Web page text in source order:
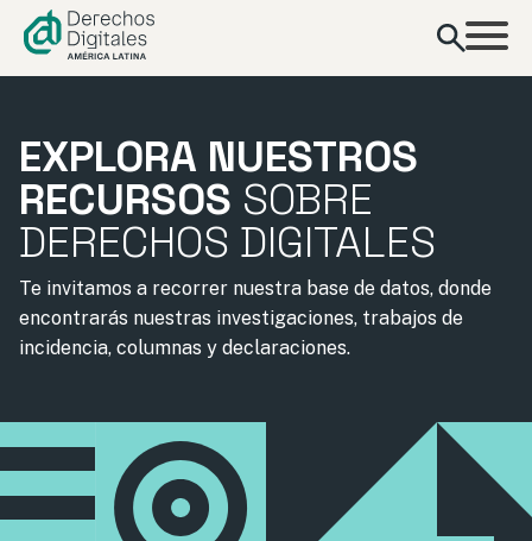
contenido
EXPLORA NUESTROS
RECURSOS SOBRE
DERECHOS DIGITALES
Te invitamos a recorrer nuestra base de datos, donde
encontrarás nuestras investigaciones, trabajos de
incidencia, columnas y declaraciones.